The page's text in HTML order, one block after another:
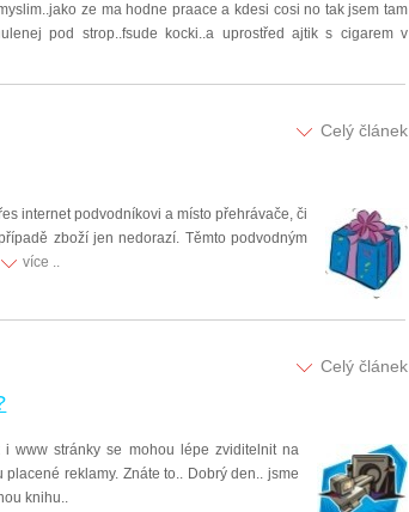
ze ma hodne praace a kdesi cosi no tak jsem tam
pod strop..fsude kocki..a uprostřed ajtik s cigarem v
Celý článek
internet podvodníkovi a místo přehrávače, či
zboží jen nedorazí. Těmto podvodným
více ..
Celý článek
www stránky se mohou lépe zviditelnit na
reklamy. Znáte to.. Dobrý den.. jsme
knihu..